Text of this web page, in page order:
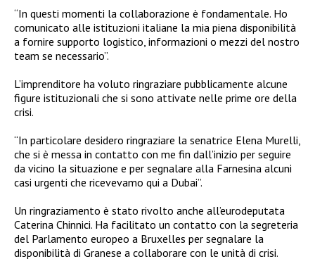
“In questi momenti la collaborazione è fondamentale. Ho
comunicato alle istituzioni italiane la mia piena disponibilità
a fornire supporto logistico, informazioni o mezzi del nostro
team se necessario”.
L’imprenditore ha voluto ringraziare pubblicamente alcune
figure istituzionali che si sono attivate nelle prime ore della
crisi.
“In particolare desidero ringraziare la senatrice Elena Murelli,
che si è messa in contatto con me fin dall’inizio per seguire
da vicino la situazione e per segnalare alla Farnesina alcuni
casi urgenti che ricevevamo qui a Dubai”.
Un ringraziamento è stato rivolto anche all’eurodeputata
Caterina Chinnici. Ha facilitato un contatto con la segreteria
del Parlamento europeo a Bruxelles per segnalare la
disponibilità di Granese a collaborare con le unità di crisi.